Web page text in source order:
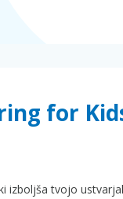
for
izboljša tvojo